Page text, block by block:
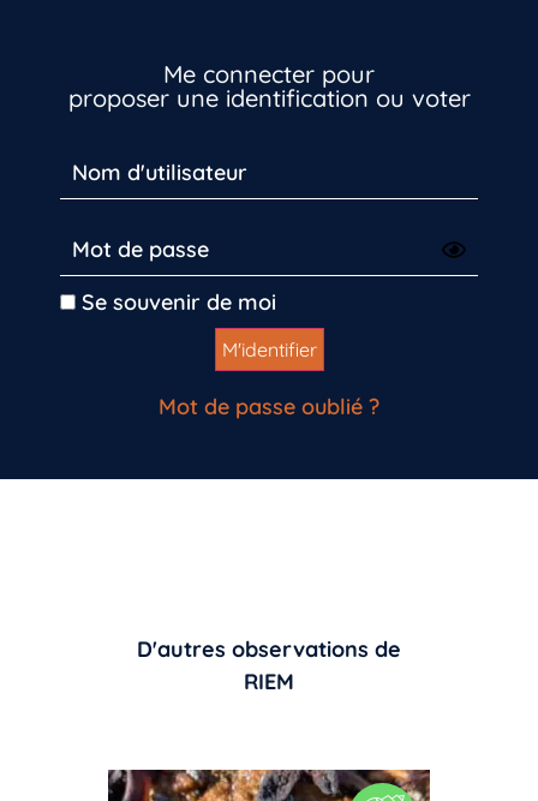
Me connecter pour
proposer une identification ou voter
Se souvenir de moi
Mot de passe oublié ?
D'autres observations de
RIEM